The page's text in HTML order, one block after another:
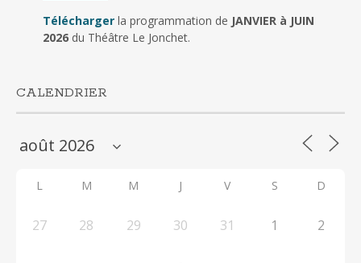
Télécharger la programmation de JANVIER à JUIN
2026du Théâtre Le Jonchet.
CALENDRIER
L M M J V S D
27 28 29 30 31 1 2